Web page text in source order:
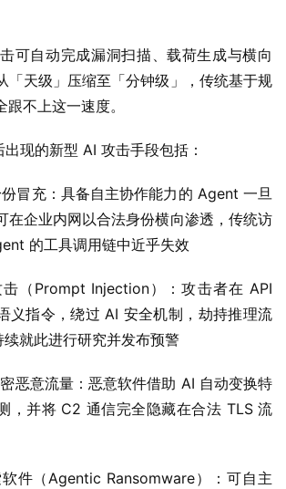
可自动完成漏洞扫描、载荷生成与横向
「天级」压缩至「分钟级」，传统基于规
不上这一速度。
现的新型 AI 攻击手段包括：
份冒充：具备自主协作能力的 Agent 一旦
在企业内网以合法身份横向渗透，传统访
的工具调用链中近乎失效
击（Prompt Injection）：攻击者在 API
义指令，绕过 AI 安全机制，劫持推理流
就此进行研究并发布预警
密恶意流量：恶意软件借助 AI 自动变换特
，并将 C2 通信完全隐藏在合法 TLS 流
软件（Agentic Ransomware）：可自主